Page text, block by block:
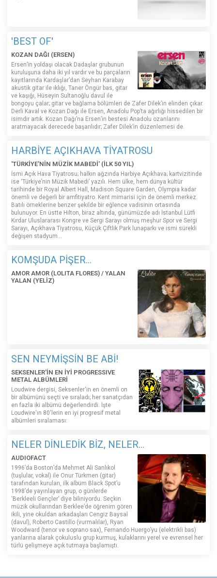
'BEST OF'
KOZAN DAĞI (ERSEN)
Ersen’in yoldaşı olacak Dadaşlar grubunun
kuruluşuna daha iki yıl vardır ve bu parçaların
kayıtlarında Kardaşlar’dan Seyhan Karabay
akustik gitar ile ıklığı, Taner Öngür bas, gitar
ve kaşığı, Hüseyin Sultanoğlu davul ile
bongoyu çalar; gitar ve bağlama bölümleri de Zafer Dilek’in elinden çıkar.
Derli Kaval ve Kozan Dağı ile Ersen, Anadolu Pop’ta ağırlığı hissedilen bir
isimdir artık. Kozan Dağı’na Ersen’in bestesi Anadolu ozanlarını
aratmayacak derecede başarılıdır; Zafer Dilek’in düzenlemesi de.
HARBİYE AÇIKHAVA TİYATROSU
'TÜRKİYE'NİN MÜZİK MABEDİ' (İLK 50 YIL)
İsmi Açık Hava Tiyatrosu; halkın ağzında Harbiye Açıkhava; kartvizitinde
ise ‘Türkiye’nin Müzik Mabedi’ yazılı. Hem ülke, hem dünya kültür
tarihinde bir Royal Albert Hall, Madison Square Garden, Olympia kadar
önemli ve değerli bir amfitiyatro. Kent mimarisi için de önemli merkez.
Batılı örneklerine benzer şekilde bir eğlence vadisinin ortasında
bulunuyor. En üstte Hilton, biraz altında, günümüzde adı İstanbul Lütfi
Kırdar Uluslararası Kongre ve Sergi Sarayı olmuş meşhur Spor ve Sergi
Sarayı, Açıkhava Tiyatrosu, Küçük Çiftlik Park lunaparkı ve ismi sürekli
değişen stadyum…
KOMŞUDA PİŞER...
AMOR AMOR (LOLITA FLORES) / YALAN
YALAN (YELİZ)
SEN NEYMİŞSİN BE ABİ!
SEKSENLER'İN EN İYİ PROGRESSIVE
METAL ALBÜMLERİ
Loudwire dergisi, Seksenler'in en önemli on
bir albümünü seçti ve sıraladı; her sanatçıdan
en fazla iki albümü değerlendirdi. İşte
Loudwire'ın 80'lerin en iyi progresif metal
albümleri sıralaması:
NELER DİNLEDİK BİZ, NELER...
AUDIOFACT
1996’da Boston’da Mehmet Ali Sanlıkol
(tuşlular, vokal) ile Onur Türkmen (gitar)
tarafından kurulan, ilk albüm Black Spot’u
1998’de yayınlayan grup, o günlerde
‘Berkleeli Gençler’ diye biliniyordu. Seçkin
müzik okullarından Berklee’de öğrenim gören
ikili, yine okuldan arkadaşları Cengiz Baysal
(davul), Roberto Castillo (vurmalılar), Ryan
Woodward (tenor ve soprano sax), Fernando Huergo’yu (elektrikli bas)
yanlarına alarak çokuluslu grup kurmuş, kulaklarını yerel ve evrensel her
türlü gelişmeye açık tutmaya başlamıştı.